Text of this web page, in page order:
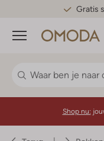
Gratis
Menu
Shop nu: